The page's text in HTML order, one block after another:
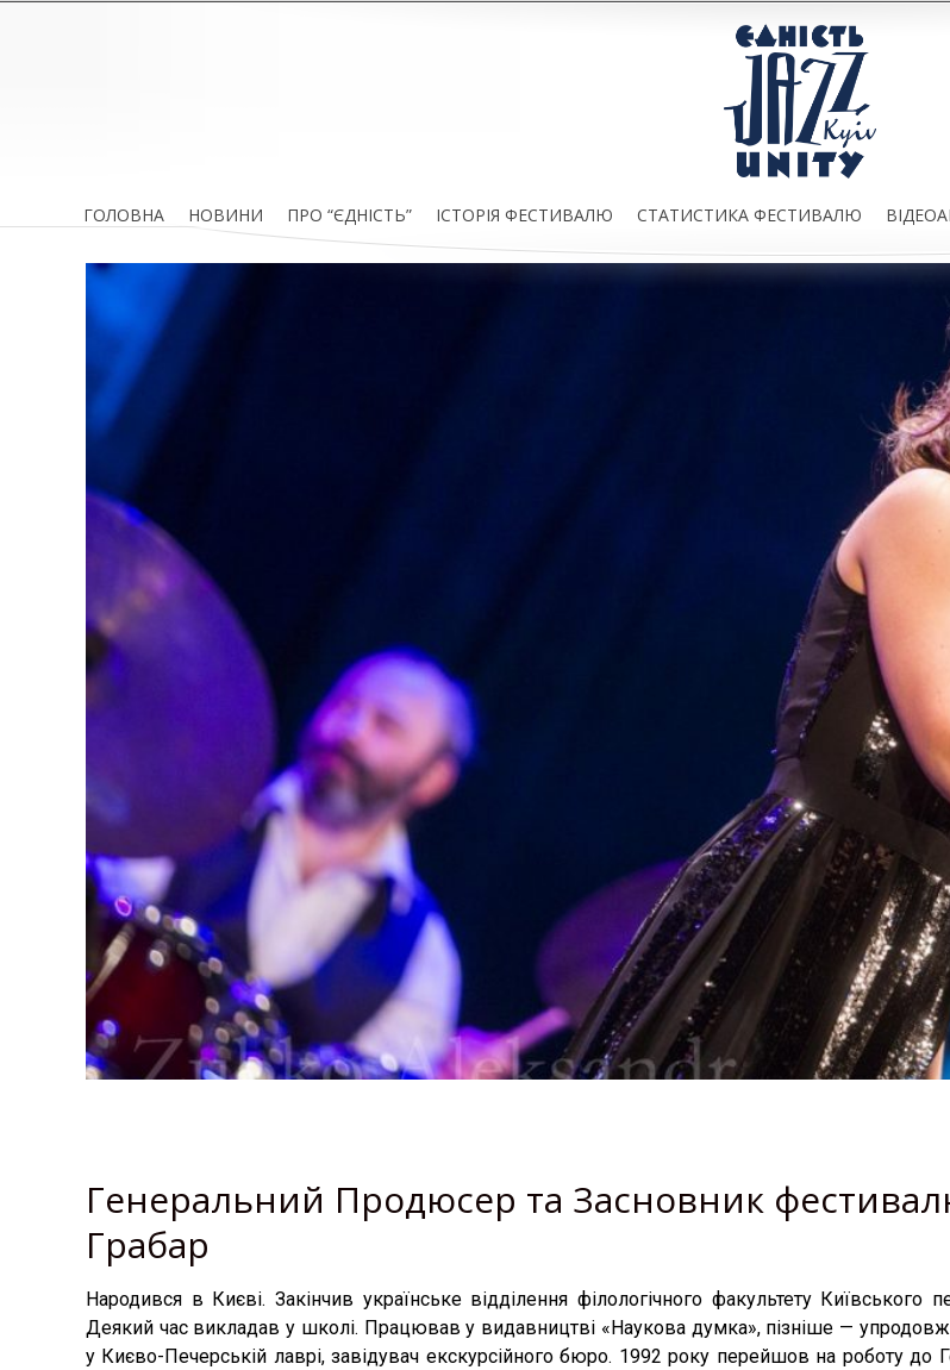
ГОЛОВНА НОВИНИ ПРО “ЄДНІСТЬ” ІСТОРІЯ ФЕСТИВАЛЮ СТАТИСТИКА ФЕСТИВАЛЮ
Генеральний Продюсер та Засновник
Грабар
Народився в Києві. Закінчив українське відділення філологічного факультету Київського
Деякий час викладав у школі. Працював у видавництві «Наукова думка», пізніше —
у Києво-Печерській лаврі, завідувач екскурсійного бюро. 1992 року перейшов на роботу до